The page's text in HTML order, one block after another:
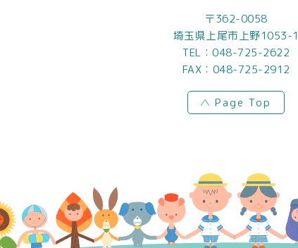
〒362-0058
埼玉県上尾市上野1053-1
TEL： 048-725-2622
FAX：048-725-2912
Page Top